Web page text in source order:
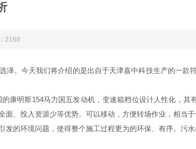
2168
。今天我们将介绍的是出自于天津嘉中科技生产的一款
康明斯154马力国五发动机，变速箱档位设计人性化，其
、投入资源少等优势。可以移动，方便转场作业，相当于
的环境问题，使得整个施工过程更为的环保、有序。污水